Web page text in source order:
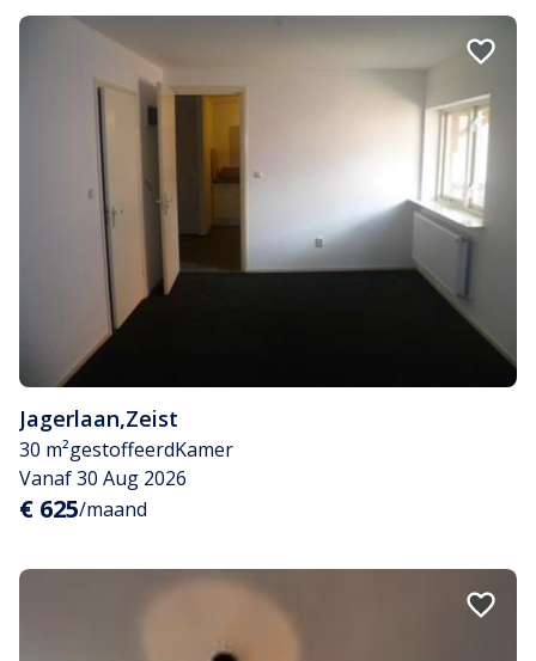
Jagerlaan,Zeist
30 m²gestoffeerdKamer
Vanaf 30 Aug 2026
€ 625/maand